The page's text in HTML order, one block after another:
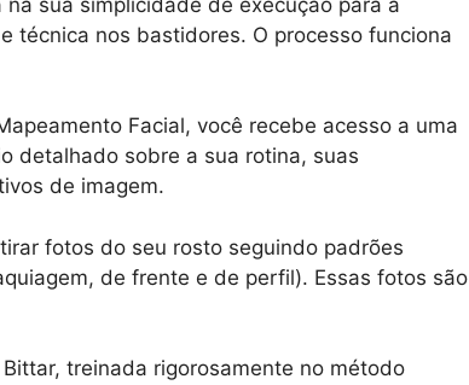
técnica nos bastidores. O processo funciona
Facial, você recebe acesso a uma
detalhado sobre a sua rotina, suas
de imagem.
fotos do seu rosto seguindo padrões
de frente e de perfil). Essas fotos são
treinada rigorosamente no método